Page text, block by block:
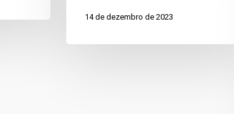
14 de dezembro de 2023